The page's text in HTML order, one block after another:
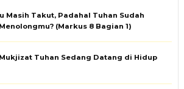
Masih Takut, Padahal Tuhan Sudah
(Markus 8 Bagian 1)
Tuhan Sedang Datang di Hidup